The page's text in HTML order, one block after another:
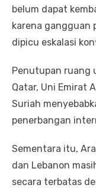
belum dapat
karena gangguan
dipicu eskalasi
Penutupan ruang
Qatar, Uni Emirat
Suriah
penerbangan
Sementara itu,
dan Lebanon
secara terbatas